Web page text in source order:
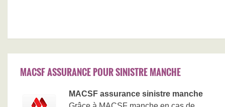
MACSF ASSURANCE POUR SINISTRE MANCHE
MACSF assurance sinistre manche